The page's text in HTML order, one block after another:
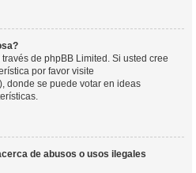
de phpBB Limited. Si usted cree
por favor visite
donde se puede votar en ideas
de abusos o usos ilegales